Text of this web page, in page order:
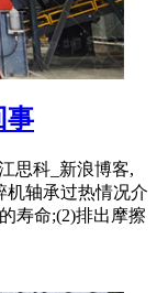
事
思科_新浪博客,
机轴承过热情况介
寿命;(2)排出摩擦